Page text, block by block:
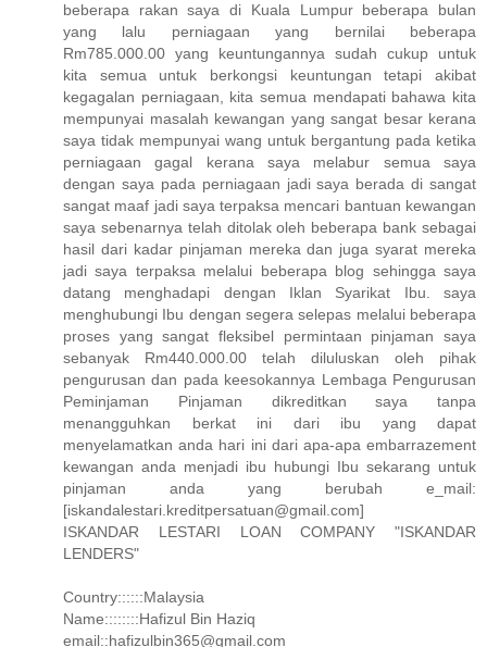
beberapa rakan saya di Kuala Lumpur beberapa bulan
yang lalu perniagaan yang bernilai beberapa
Rm785.000.00 yang keuntungannya sudah cukup untuk
kita semua untuk berkongsi keuntungan tetapi akibat
kegagalan perniagaan, kita semua mendapati bahawa kita
mempunyai masalah kewangan yang sangat besar kerana
saya tidak mempunyai wang untuk bergantung pada ketika
perniagaan gagal kerana saya melabur semua saya
dengan saya pada perniagaan jadi saya berada di sangat
sangat maaf jadi saya terpaksa mencari bantuan kewangan
saya sebenarnya telah ditolak oleh beberapa bank sebagai
hasil dari kadar pinjaman mereka dan juga syarat mereka
jadi saya terpaksa melalui beberapa blog sehingga saya
datang menghadapi dengan Iklan Syarikat Ibu. saya
menghubungi Ibu dengan segera selepas melalui beberapa
proses yang sangat fleksibel permintaan pinjaman saya
sebanyak Rm440.000.00 telah diluluskan oleh pihak
pengurusan dan pada keesokannya Lembaga Pengurusan
Peminjaman Pinjaman dikreditkan saya tanpa
menangguhkan berkat ini dari ibu yang dapat
menyelamatkan anda hari ini dari apa-apa embarrazement
kewangan anda menjadi ibu hubungi Ibu sekarang untuk
pinjaman anda yang berubah e_mail:
[iskandalestari.kreditpersatuan@gmail.com]
ISKANDAR LESTARI LOAN COMPANY "ISKANDAR
LENDERS"
Country::::::Malaysia
Name::::::::Hafizul Bin Haziq
email::hafizulbin365@gmail.com